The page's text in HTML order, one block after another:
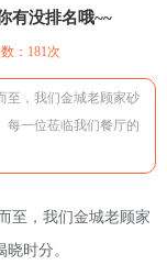
有没排名哦~~
： 181次
至，我们金城老顾家砂
每一位莅临我们餐厅的
至，我们金城老顾家
时分。